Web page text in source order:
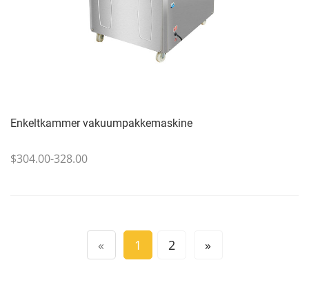
Enkeltkammer vakuumpakkemaskine
$304.00-328.00
« 1 2 »